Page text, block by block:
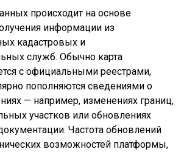
происходит на основе
информации из
кадастровых и
служб. Обычно карта
с официальными реестрами,
пополняются сведениями о
— например, изменениях границ,
участков или обновлениях
Частота обновлений
возможностей платформы,